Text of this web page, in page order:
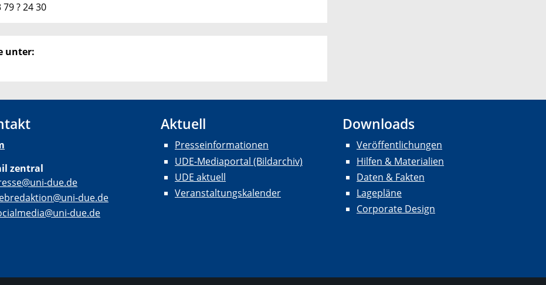
? 24 30
unter:
zentral
due.de
due.de
due.de
Aktuell
Presseinformationen
UDE-Mediaportal (Bildarchiv)
UDE aktuell
Veranstaltungskalender
Downloads
Veröffentlichungen
Hilfen & Materialien
Daten & Fakten
Lagepläne
Corporate Design